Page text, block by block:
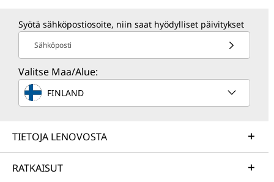
Syötä sähköpostiosoite, niin saat hyödylliset päivitykset
Sähköposti
Valitse Maa/Alue:
FINLAND
TIETOJA LENOVOSTA
RATKAISUT